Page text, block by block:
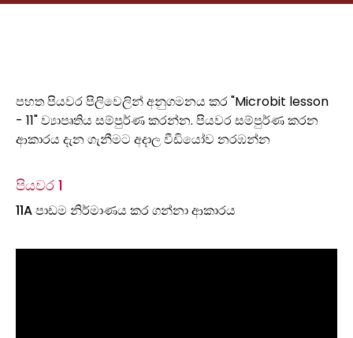
පහත පියවර පිලිවෙලින් අනුගමනය කර "Microbit lesson
- 11" ව්‍යාපෘතිය සම්පුර්ණ කරන්න. පියවර සම්පුර්ණ කරන
ආකාරය දැන ගැනීමට අදාල වීඩියෝව නරඹන්න
පියවර 1
11A පාඩම නිර්මාණය කර ගන්නා ආකාරය